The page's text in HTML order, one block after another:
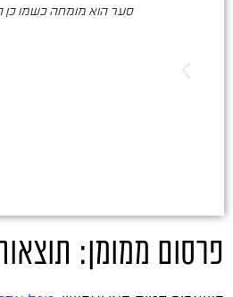
סער הוא מומחה כשמו כן
פרסום ממומן: